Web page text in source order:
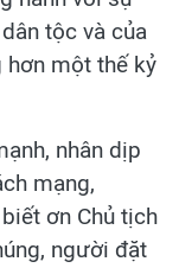
tộc và của
hơn một thế kỷ
nhân dịp
mạng,
ơn Chủ tịch
người đặt